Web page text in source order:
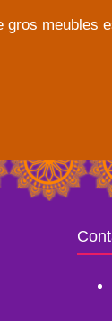
gros meubles